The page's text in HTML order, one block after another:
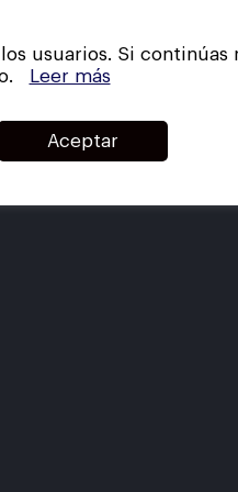
Importación
usuarios. Si continúas
Leer más
Aceptar